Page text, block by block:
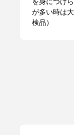
が多い時は
検品）